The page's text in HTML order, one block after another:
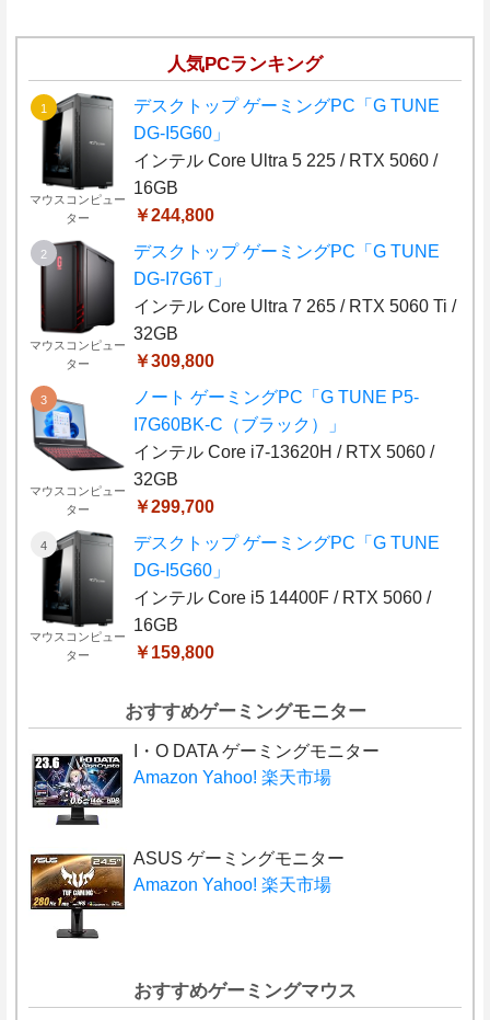
人気PCランキング
マウスコンピュー
ター
デスクトップ ゲーミングPC「G TUNE
DG-I5G60」
インテル Core Ultra 5 225 / RTX 5060 /
16GB
￥244,800
マウスコンピュー
ター
デスクトップ ゲーミングPC「G TUNE
DG-I7G6T」
インテル Core Ultra 7 265 / RTX 5060 Ti /
32GB
￥309,800
マウスコンピュー
ター
ノート ゲーミングPC「G TUNE P5-
I7G60BK-C（ブラック）」
インテル Core i7-13620H / RTX 5060 /
32GB
￥299,700
マウスコンピュー
ター
デスクトップ ゲーミングPC「G TUNE
DG-I5G60」
インテル Core i5 14400F / RTX 5060 /
16GB
￥159,800
おすすめゲーミングモニター
I・O DATA ゲーミングモニター
Amazon Yahoo! 楽天市場
ASUS ゲーミングモニター
Amazon Yahoo! 楽天市場
おすすめゲーミングマウス